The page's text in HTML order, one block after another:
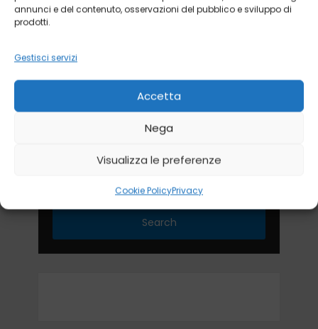
annunci e del contenuto, osservazioni del pubblico e sviluppo di
prodotti.
Gestisci servizi
Accetta
Nega
Visualizza le preferenze
Cookie PolicyPrivacy
Search